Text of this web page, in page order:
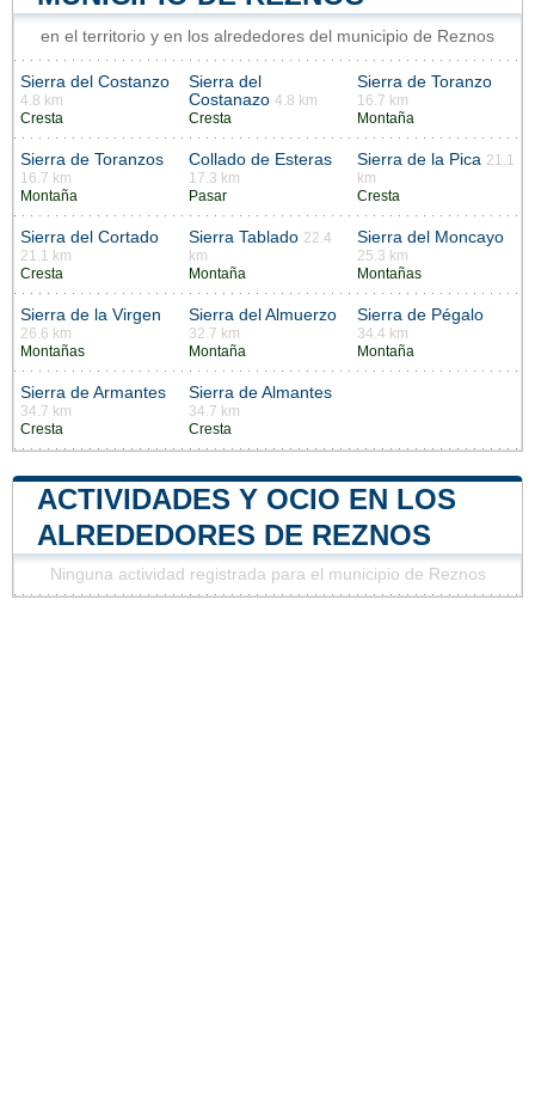
en el territorio y en los alrededores del municipio de Reznos
Sierra del Costanzo
4.8 km
Cresta
Sierra del
Costanazo 4.8 km
Cresta
Sierra de Toranzo
16.7 km
Montaña
Sierra de Toranzos
16.7 km
Montaña
Collado de Esteras
17.3 km
Pasar
Sierra de la Pica 21.1
km
Cresta
Sierra del Cortado
21.1 km
Cresta
Sierra Tablado 22.4
km
Montaña
Sierra del Moncayo
25.3 km
Montañas
Sierra de la Virgen
26.6 km
Montañas
Sierra del Almuerzo
32.7 km
Montaña
Sierra de Pégalo
34.4 km
Montaña
Sierra de Armantes
34.7 km
Cresta
Sierra de Almantes
34.7 km
Cresta
ACTIVIDADES Y OCIO EN LOS
ALREDEDORES DE REZNOS
Ninguna actividad registrada para el municipio de Reznos